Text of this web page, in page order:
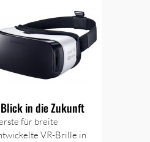
in die Zukunft
für breite
VR-Brille in